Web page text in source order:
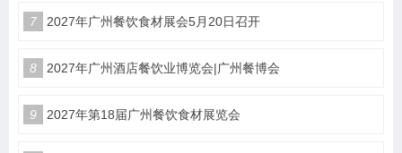
7 2027年广州餐饮食材展会5月20日召开
8 2027年广州酒店餐饮业博览会|广州餐博会
9 2027年第18届广州餐饮食材展览会